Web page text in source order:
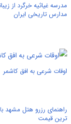
مدرسه غیاثیه خرگرد از
مدارس تاریخی ایران
اوقات شرعی به افق کاشمر
راهنمای رزرو هتل مشهد
ترین قیمت